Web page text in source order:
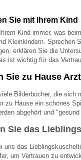
Impferinnerung
zum
Vorsorgen
Informationsflyer
Sie mit Ihrem Kind
Kind immer, was
Kleinkindern. Sprechen
erklären Sie die
ist wichtig für das
Sie zu Hause
Bilderbücher, die sich
zu Hause ein schönes
abgehört und
Sie das
uns das
um Vertrauen zu